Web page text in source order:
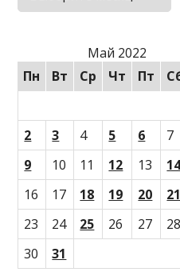
Май 2022
Пн
Вт Ср Чт Пт
2
3 4 5 6 7
9
10 11 12 13
16
17 18 19 20 21
23
24 25 26 27 28
30
31